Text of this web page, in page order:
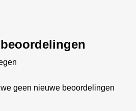
geen nieuwe beoordelingen